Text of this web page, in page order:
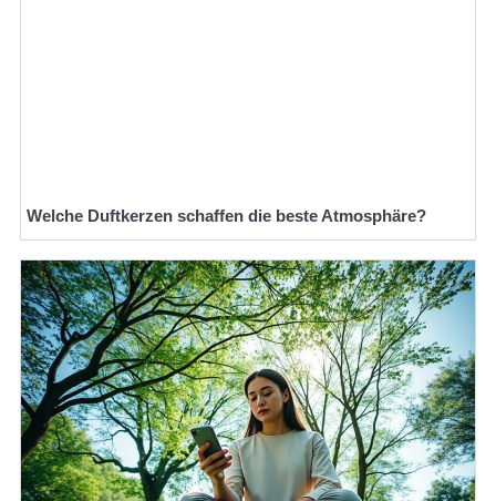
Welche Duftkerzen schaffen die beste Atmosphäre?